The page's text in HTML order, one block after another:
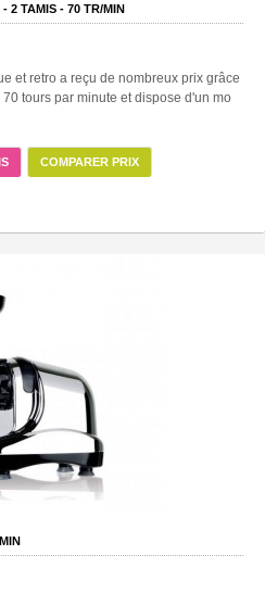
- 2 TAMIS - 70 TR/MIN
et retro a reçu de nombreux prix grâce
tours par minute et dispose d'un mo
COMPARER PRIX